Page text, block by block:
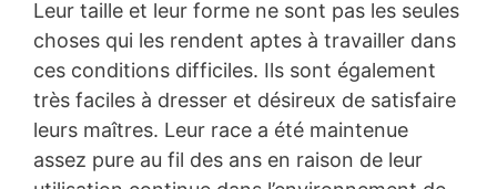
Leur taille et leur forme ne sont pas les seules
choses qui les rendent aptes à travailler dans
ces conditions difficiles. Ils sont également
très faciles à dresser et désireux de satisfaire
leurs maîtres. Leur race a été maintenue
assez pure au fil des ans en raison de leur